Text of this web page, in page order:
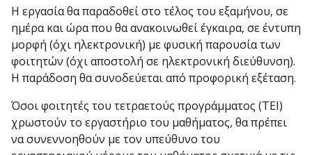
Η εργασία θα παραδοθεί στο τέλος του εξαμήνου, σε
ημέρα και ώρα που θα ανακοινωθεί έγκαιρα, σε έντυπη
μορφή (όχι ηλεκτρονική) με φυσική παρουσία των
φοιτητών (όχι αποστολή σε ηλεκτρονική διεύθυνση).
Η παράδοση θα συνοδεύεται από προφορική εξέταση.
Όσοι φοιτητές του τετραετούς προγράμματος (ΤΕΙ)
χρωστούν το εργαστήριο του μαθήματος, θα πρέπει
να συνεννοηθούν με τον υπεύθυνο του